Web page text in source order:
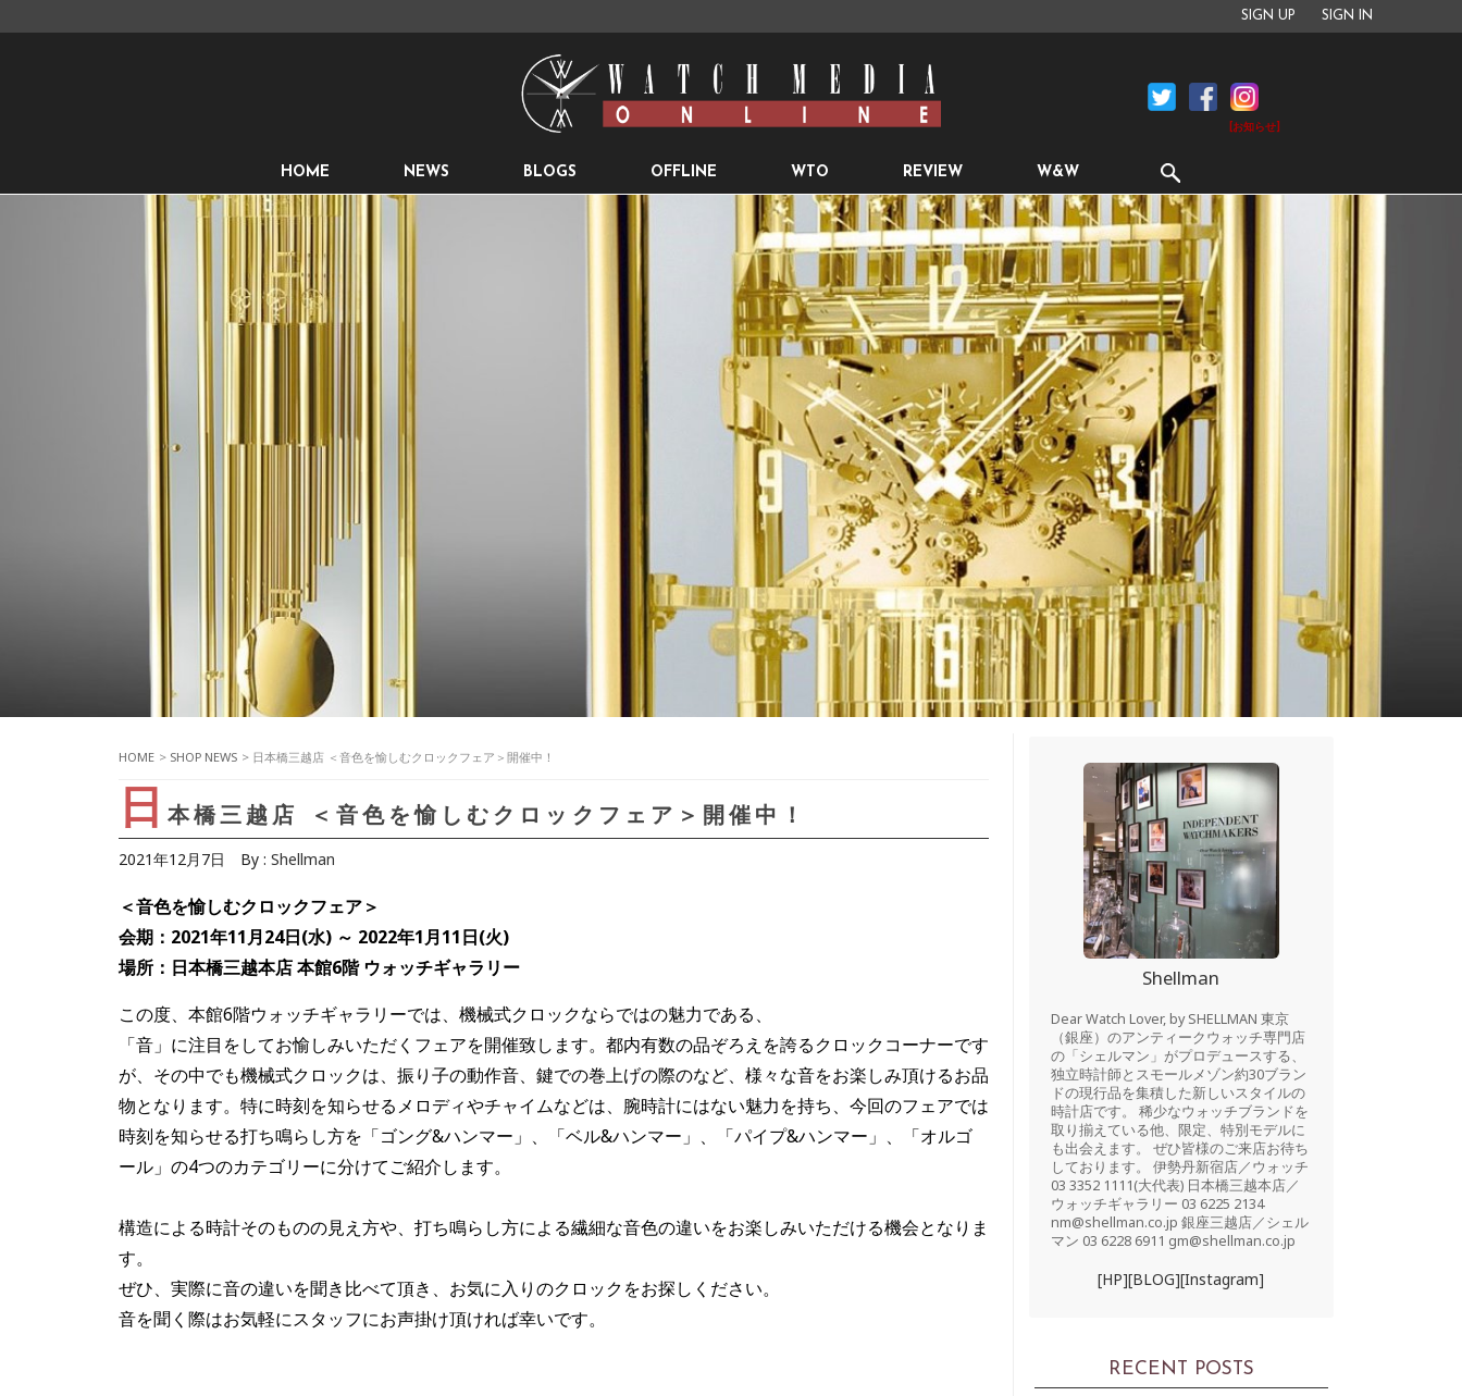
SIGN UP SIGN IN
[お知らせ]
HOME NEWS BLOGS OFFLINE WTO REVIEW W&W
HOME > SHOP NEWS > 日本橋三越店 ＜音色を愉しむクロックフェア＞開催中！
日 本橋三越店 ＜音色を愉しむクロックフェア＞開催中！
2021年12月7日 By : Shellman
＜音色を愉しむクロックフェア＞
会期：2021年11月24日(水) ～ 2022年1月11日(火)
場所：日本橋三越本店 本館6階 ウォッチギャラリー
この度、本館6階ウォッチギャラリーでは、機械式クロックならではの魅力である、
「音」に注目をしてお愉しみいただくフェアを開催致します。都内有数の品ぞろえを誇るクロックコーナーです
が、その中でも機械式クロックは、振り子の動作音、鍵での巻上げの際のなど、様々な音をお楽しみ頂けるお品
物となります。特に時刻を知らせるメロディやチャイムなどは、腕時計にはない魅力を持ち、今回のフェアでは
時刻を知らせる打ち鳴らし方を「ゴング&ハンマー」、「ベル&ハンマー」、「パイプ&ハンマー」、「オルゴ
ール」の4つのカテゴリーに分けてご紹介します。
構造による時計そのものの見え方や、打ち鳴らし方による繊細な音色の違いをお楽しみいただける機会となりま
す。
ぜひ、実際に音の違いを聞き比べて頂き、お気に入りのクロックをお探しください。
音を聞く際はお気軽にスタッフにお声掛け頂ければ幸いです。
Shellman
Dear Watch Lover, by SHELLMAN 東京
（銀座）のアンティークウォッチ専門店
の「シェルマン」がプロデュースする、
独立時計師とスモールメゾン約30ブラン
ドの現行品を集積した新しいスタイルの
時計店です。 稀少なウォッチブランドを
取り揃えている他、限定、特別モデルに
も出会えます。 ぜひ皆様のご来店お待ち
しております。 伊勢丹新宿店／ウォッチ
03 3352 1111(大代表) 日本橋三越本店／
ウォッチギャラリー 03 6225 2134
nm@shellman.co.jp 銀座三越店／シェル
マン 03 6228 6911 gm@shellman.co.jp
[HP][BLOG][Instagram]
RECENT POSTS